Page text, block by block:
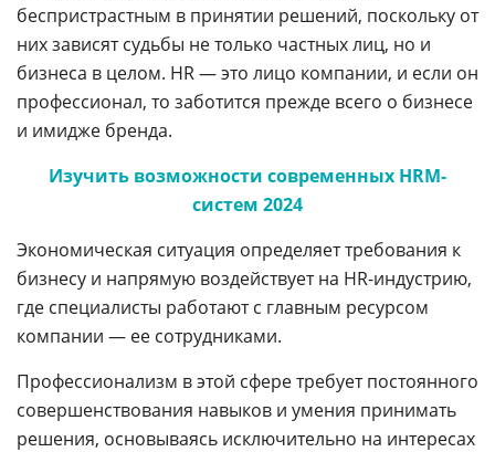
беспристрастным в принятии решений, поскольку от
них зависят судьбы не только частных лиц, но и
бизнеса в целом. HR — это лицо компании, и если он
профессионал, то заботится прежде всего о бизнесе
и имидже бренда.
Изучить возможности современных HRM-
систем 2024
Экономическая ситуация определяет требования к
бизнесу и напрямую воздействует на HR-индустрию,
где специалисты работают с главным ресурсом
компании — ее сотрудниками.
Профессионализм в этой сфере требует постоянного
совершенствования навыков и умения принимать
решения, основываясь исключительно на интересах